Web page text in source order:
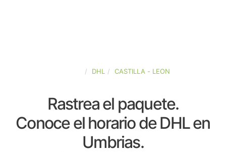
DHL CASTILLA - LEON
Rastrea el paquete.
Conoce el horario de DHL en
Umbrias.